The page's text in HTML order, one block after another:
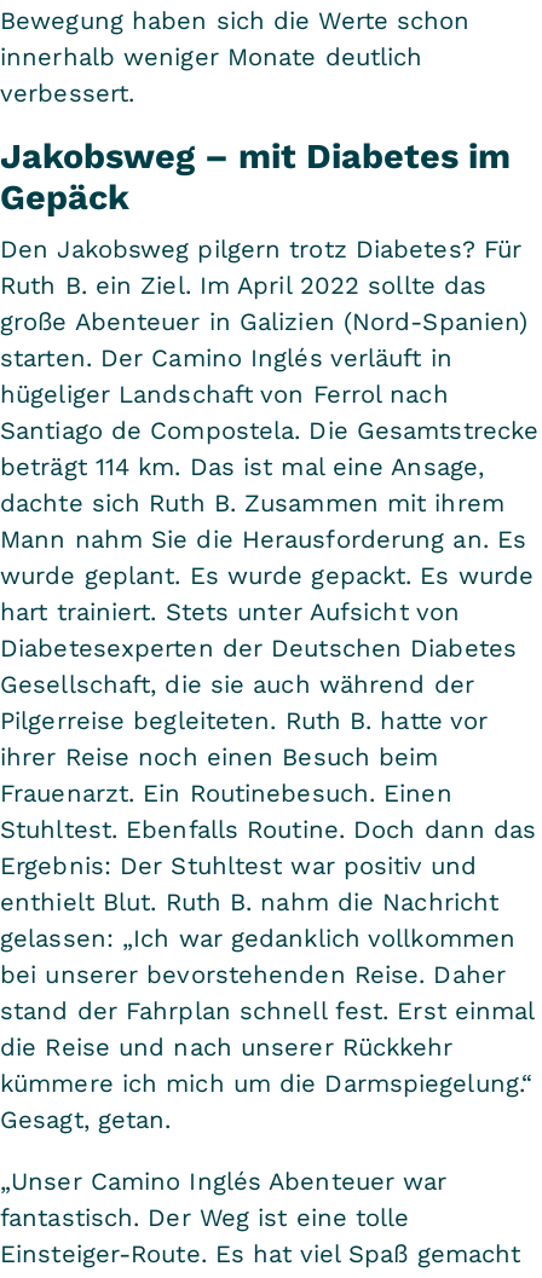
Bewegung haben sich die Werte schon
innerhalb weniger Monate deutlich
verbessert.
Jakobsweg – mit Diabetes im
Gepäck
Den Jakobsweg pilgern trotz Diabetes? Für
Ruth B. ein Ziel. Im April 2022 sollte das
große Abenteuer in Galizien (Nord-Spanien)
starten. Der Camino Inglés verläuft in
hügeliger Landschaft von Ferrol nach
Santiago de Compostela. Die Gesamtstrecke
beträgt 114 km. Das ist mal eine Ansage,
dachte sich Ruth B. Zusammen mit ihrem
Mann nahm Sie die Herausforderung an. Es
wurde geplant. Es wurde gepackt. Es wurde
hart trainiert. Stets unter Aufsicht von
Diabetesexperten der Deutschen Diabetes
Gesellschaft, die sie auch während der
Pilgerreise begleiteten. Ruth B. hatte vor
ihrer Reise noch einen Besuch beim
Frauenarzt. Ein Routinebesuch. Einen
Stuhltest. Ebenfalls Routine. Doch dann das
Ergebnis: Der Stuhltest war positiv und
enthielt Blut. Ruth B. nahm die Nachricht
gelassen: „Ich war gedanklich vollkommen
bei unserer bevorstehenden Reise. Daher
stand der Fahrplan schnell fest. Erst einmal
die Reise und nach unserer Rückkehr
kümmere ich mich um die Darmspiegelung.“
Gesagt, getan.
„Unser Camino Inglés Abenteuer war
fantastisch. Der Weg ist eine tolle
Einsteiger-Route. Es hat viel Spaß gemacht